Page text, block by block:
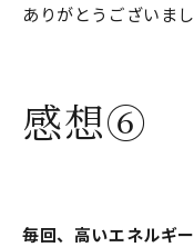
ありがとうございまし
感想⑥
毎回、高いエネルギ